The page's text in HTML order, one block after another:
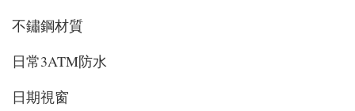
不鏽鋼材質
日常3ATM防水
日期視窗